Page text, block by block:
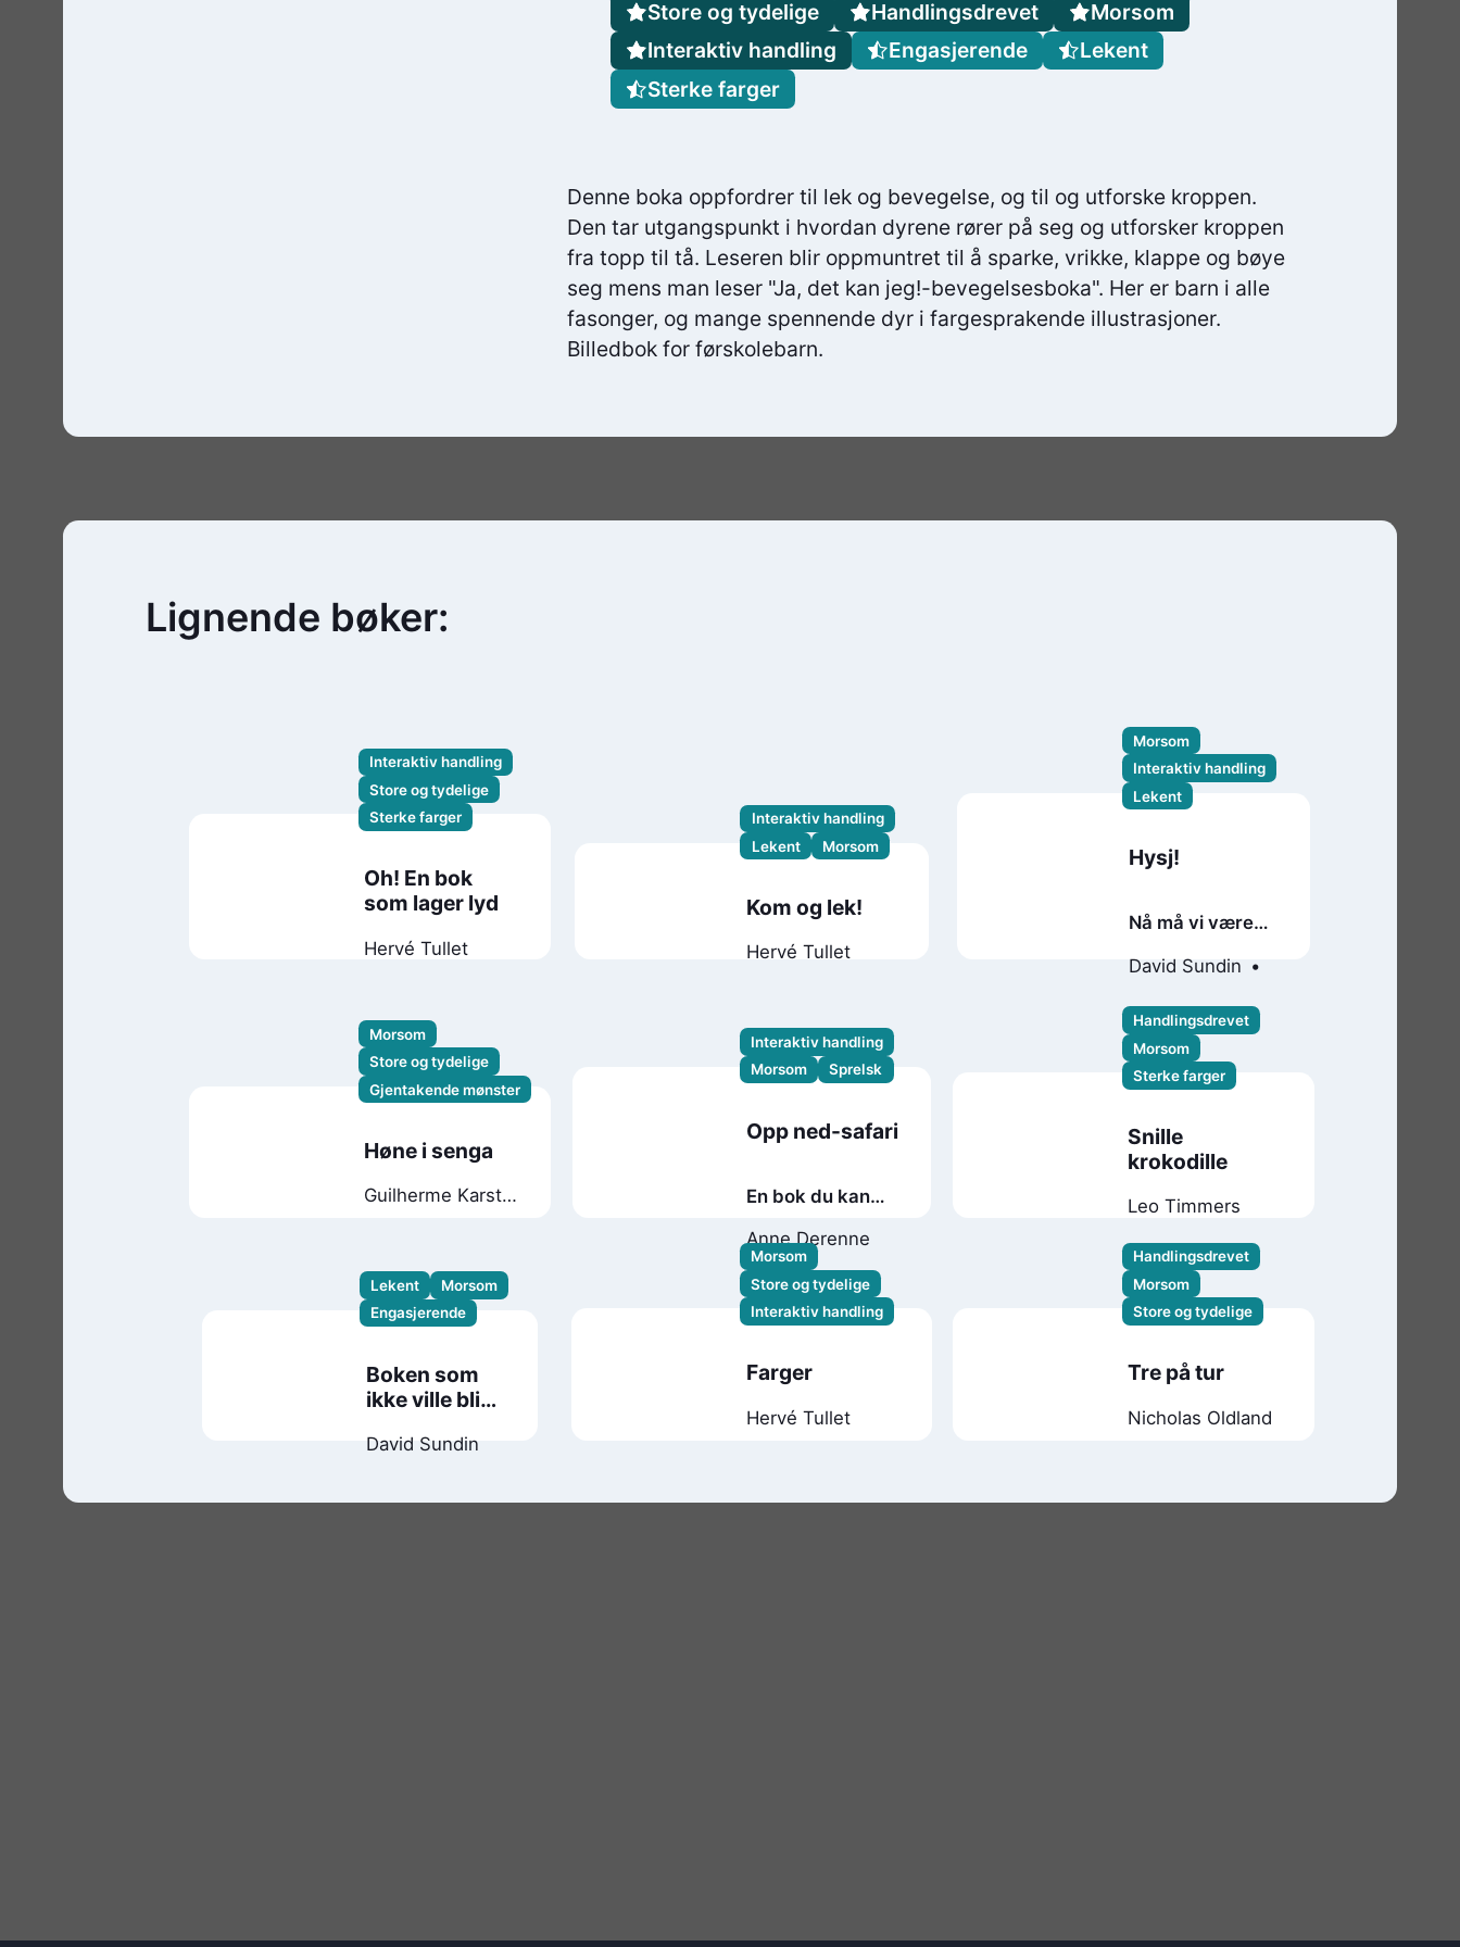
Denne boka oppfordrer til lek og bevegelse, og til og utforske kroppen.
Den tar utgangspunkt i hvordan dyrene rører på seg og utforsker kroppen
fra topp til tå. Leseren blir oppmuntret til å sparke, vrikke, klappe og bøye
seg mens man leser "Ja, det kan jeg!-bevegelsesboka". Her er barn i alle
fasonger, og mange spennende dyr i fargesprakende illustrasjoner.
Billedbok for førskolebarn.
Store og tydelige Handlingsdrevet
Morsom
Interaktiv handling
Engasjerende
Lekent
Sterke farger
Lignende bøker:
Interaktiv handling
Store og tydelige
Sterke farger
Oh! En bok
som lager lyd
Hervé Tullet
Interaktiv handling
Lekent
Morsom
Kom og lek!
Hervé Tullet
Morsom
Interaktiv handling
Lekent
Hysj!
Nå må vi være
David Sundin
Morsom
Store og tydelige
Gjentakende mønster
Høne i senga
Guilherme Karsten
Interaktiv handling
Morsom
Sprelsk
Opp ned-safari
En bok du kan
Anne Derenne
Handlingsdrevet
Morsom
Sterke farger
Snille
krokodille
Leo Timmers
Lekent
Morsom
Engasjerende
Boken som
ikke ville bli
David Sundin
Morsom
Store og tydelige
Interaktiv handling
Farger
Hervé Tullet
Handlingsdrevet
Morsom
Store og tydelige
Tre på tur
Nicholas Oldland